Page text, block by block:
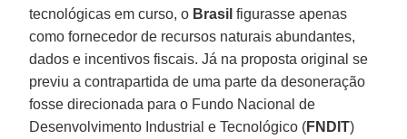
tecnológicas em curso, o Brasil figurasse apenas
como fornecedor de recursos naturais abundantes,
dados e incentivos fiscais. Já na proposta original se
previu a contrapartida de uma parte da desoneração
fosse direcionada para o Fundo Nacional de
Desenvolvimento Industrial e Tecnológico (FNDIT)